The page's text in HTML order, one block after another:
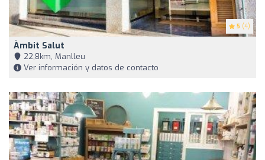
5 (4)
Àmbit Salut
22,8km, Manlleu
Ver información y datos de contacto